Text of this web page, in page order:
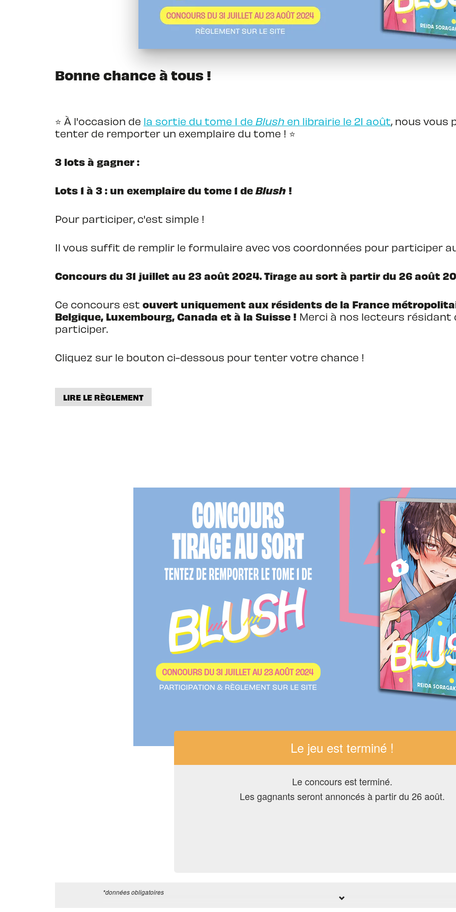
Bonne chance à tous !
⭐️ À l'occasion de la sortie du tome 1 de Blush en librairie le 21 août, nous vous
tenter de remporter un exemplaire du tome ! ⭐️
3 lots à gagner :
Lots 1 à 3 : un exemplaire du tome 1 de Blush !
Pour participer, c'est simple !
Il vous suffit de remplir le formulaire avec vos coordonnées pour participer
Concours du 31 juillet au 23 août 2024. Tirage au sort à partir du 26 août
Ce concours est ouvert uniquement aux résidents de la France
Belgique, Luxembourg, Canada et à la Suisse ! Merci à nos lecteurs résidant
participer.
Cliquez sur le bouton ci-dessous pour tenter votre chance !
LIRE LE RÈGLEMENT